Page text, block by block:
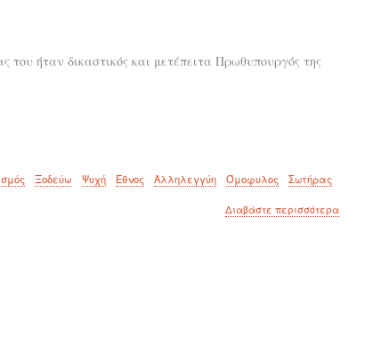
ήταν δικαστικός και μετέπειτα Πρωθυπουργός της
Ξοδεύω Ψυχή Έθνος Αλληλεγγύη Όμοφυλος Σωτήρας
Διαβάστε περισσότεραγια
το